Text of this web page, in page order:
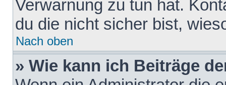
Verwarnung zu tun hat.
du die nicht sicher bist,
Nach oben
» Wie kann ich Beiträge